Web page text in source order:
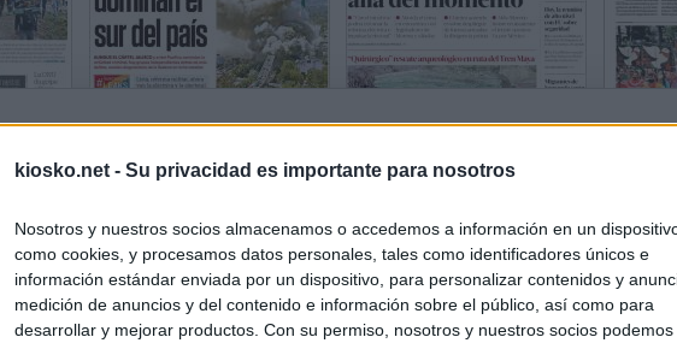
kiosko.net - Su privacidad es importante para nosotros
Nosotros y nuestros socios almacenamos o accedemos a información en un
como cookies, y procesamos datos personales, tales como identificadores únicos e
información estándar enviada por un dispositivo, para personalizar contenidos y
medición de anuncios y del contenido e información sobre el público, así como para
desarrollar y mejorar productos. Con su permiso, nosotros y nuestros socios podemos